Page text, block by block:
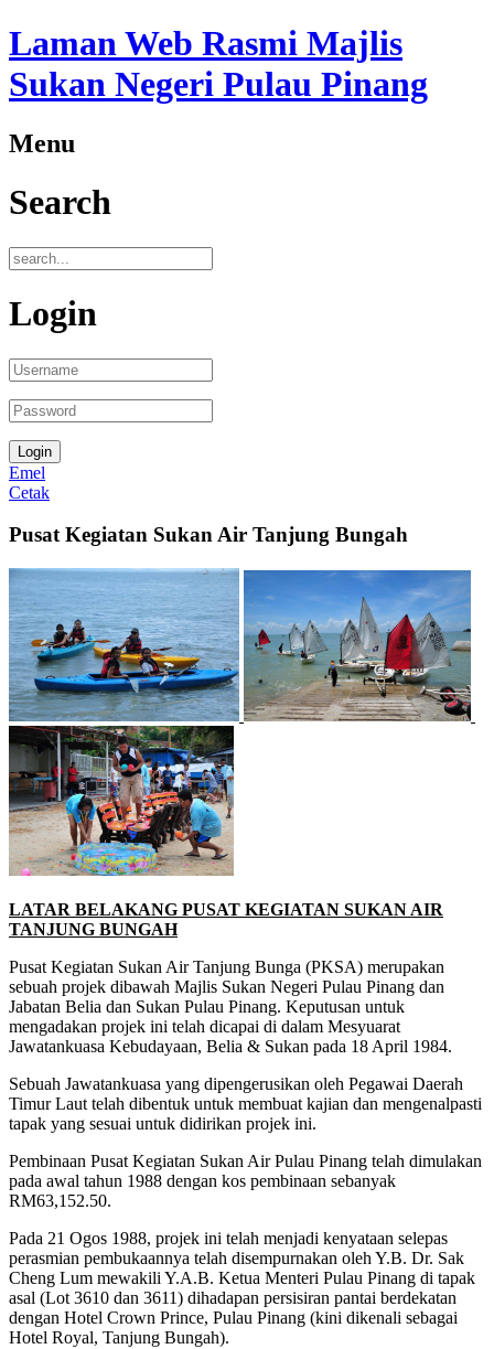
Laman Web Rasmi Majlis
Sukan Negeri Pulau Pinang
Menu
Search
Login
Emel
Cetak
Pusat Kegiatan Sukan Air Tanjung Bungah
LATAR BELAKANG PUSAT KEGIATAN SUKAN AIR
TANJUNG BUNGAH
Pusat Kegiatan Sukan Air Tanjung Bunga (PKSA) merupakan
sebuah projek dibawah Majlis Sukan Negeri Pulau Pinang dan
Jabatan Belia dan Sukan Pulau Pinang. Keputusan untuk
mengadakan projek ini telah dicapai di dalam Mesyuarat
Jawatankuasa Kebudayaan, Belia & Sukan pada 18 April 1984.
Sebuah Jawatankuasa yang dipengerusikan oleh Pegawai Daerah
Timur Laut telah dibentuk untuk membuat kajian dan mengenalpasti
tapak yang sesuai untuk didirikan projek ini.
Pembinaan Pusat Kegiatan Sukan Air Pulau Pinang telah dimulakan
pada awal tahun 1988 dengan kos pembinaan sebanyak
RM63,152.50.
Pada 21 Ogos 1988, projek ini telah menjadi kenyataan selepas
perasmian pembukaannya telah disempurnakan oleh Y.B. Dr. Sak
Cheng Lum mewakili Y.A.B. Ketua Menteri Pulau Pinang di tapak
asal (Lot 3610 dan 3611) dihadapan persisiran pantai berdekatan
dengan Hotel Crown Prince, Pulau Pinang (kini dikenali sebagai
Hotel Royal, Tanjung Bungah).